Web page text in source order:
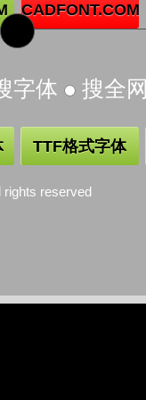
CADFONT.COM
字体 搜全网
TTF格式字体
rights reserved